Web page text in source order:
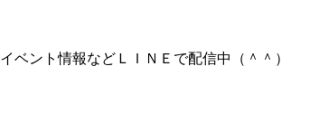
イベント情報などＬＩＮＥで配信中（＾＾）